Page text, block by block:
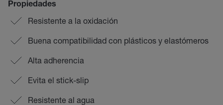
Propiedades
Resistente a la oxidación
Buena compatibilidad con plásticos y elastómeros
Alta adherencia
Evita el stick-slip
Resistente al agua